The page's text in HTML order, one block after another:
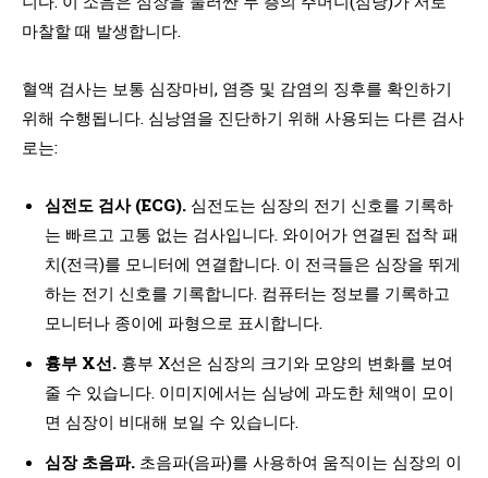
마찰할 때 발생합니다.
혈액 검사는 보통 심장마비, 염증 및 감염의 징후를 확인하기
위해 수행됩니다. 심낭염을 진단하기 위해 사용되는 다른 검사
로는:
심전도 검사 (ECG). 심전도는 심장의 전기 신호를 기록하
는 빠르고 고통 없는 검사입니다. 와이어가 연결된 접착 패
치(전극)를 모니터에 연결합니다. 이 전극들은 심장을 뛰게
하는 전기 신호를 기록합니다. 컴퓨터는 정보를 기록하고
모니터나 종이에 파형으로 표시합니다.
흉부 X선. 흉부 X선은 심장의 크기와 모양의 변화를 보여
줄 수 있습니다. 이미지에서는 심낭에 과도한 체액이 모이
면 심장이 비대해 보일 수 있습니다.
심장 초음파. 초음파(음파)를 사용하여 움직이는 심장의 이